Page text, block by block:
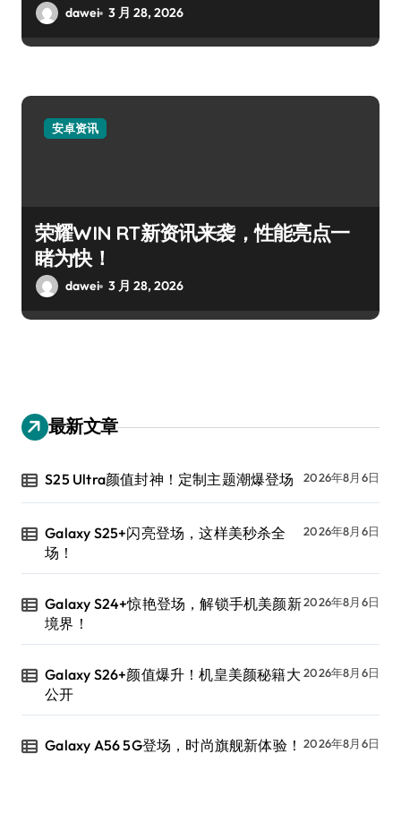
dawei 3 月 28, 2026
安卓资讯
荣耀WIN RT新资讯来袭，性能亮点一
睹为快！
dawei 3 月 28, 2026
最新文章
S25 Ultra颜值封神！定制主题潮爆登场 2026年8月6日
Galaxy S25+闪亮登场，这样美秒杀全
场！
2026年8月6日
Galaxy S24+惊艳登场，解锁手机美颜新
境界！
2026年8月6日
Galaxy S26+颜值爆升！机皇美颜秘籍大
公开
2026年8月6日
Galaxy A56 5G登场，时尚旗舰新体验！ 2026年8月6日